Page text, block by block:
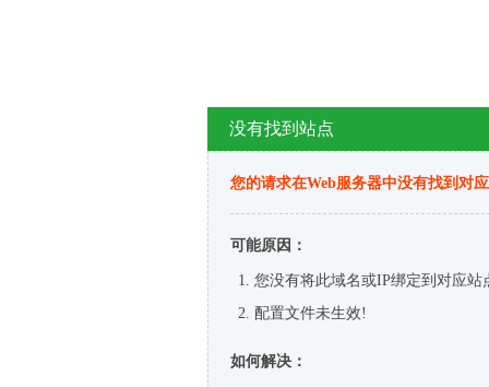
没有找到站点
您的请求在Web服务器中没有找到对
可能原因：
您没有将此域名或IP绑定到对应站
配置文件未生效!
如何解决：